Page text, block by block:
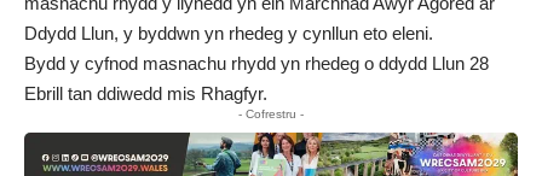
Ddydd Llun, y byddwn yn rhedeg y cynllun eto eleni.
Bydd y cyfnod masnachu rhydd yn rhedeg o ddydd Llun 28
Ebrill tan ddiwedd mis Rhagfyr.
- Cofrestru -